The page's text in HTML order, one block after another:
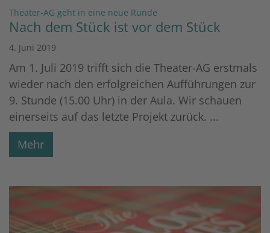
Theater-AG geht in eine neue Runde
Nach dem Stück ist vor dem Stück
4. Juni 2019
Am 1. Juli 2019 trifft sich die Theater-AG erstmals
wieder nach den erfolgreichen Aufführungen zur
9. Stunde (15.00 Uhr) in der Aula. Wir schauen
einerseits auf das letzte Projekt zurück. ...
Mehr